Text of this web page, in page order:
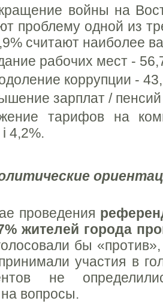
войны на
проблему одной из
считают наиболее
рабочих мест -
коррупции -
зарплат /
тарифов на
4,2%.
проведения
жителей города
бы
участия в
не
вопросы.